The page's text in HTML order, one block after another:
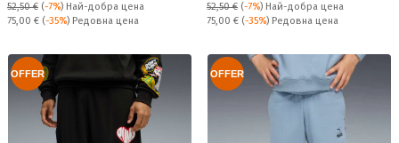
52,50 € (-7%) Най-добра цена
Редовна цена:
75,00 € (-35%) Редовна цена
52,50 € (-7%) Най-добра цена
Редовна цена:
75,00 € (-35%) Редовна цена
OFFER OFFER